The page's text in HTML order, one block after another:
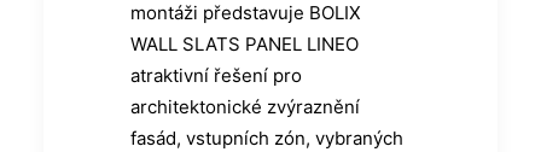
montáži představuje BOLIX
WALL SLATS PANEL LINEO
atraktivní řešení pro
architektonické zvýraznění
fasád, vstupních zón, vybraných